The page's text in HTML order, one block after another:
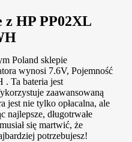
z HP PP02XL
Poland sklepie
wynosi 7.6V, Pojemność
Ta bateria jest
zaawansowaną
jest nie tylko opłacalna, ale
najlepsze, długotrwałe
się martwić, że
potrzebujesz!